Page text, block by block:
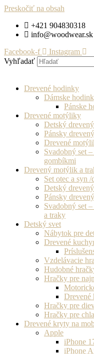
Preskočiť na obsah
+421 904830318
info@woodwear.sk
Facebook-f
Instagram
Vyhľadať
Drevené hodinky
Dámske
Pánske
Drevené motýliky
Detský
Pánsky
Drevené
Svadobný set
gombíkmi
Drevený motýlik a
Set otec a syn
Detský
Pánsky
Svadobný set
a traky
Detský svet
Nábytok pre
Drevené
Vzdelávacie
Hudobné
Hračky pre
Drevené
Hračky pre
Hračky pre
Drevené kryty na
Apple
iPhone
iPhone